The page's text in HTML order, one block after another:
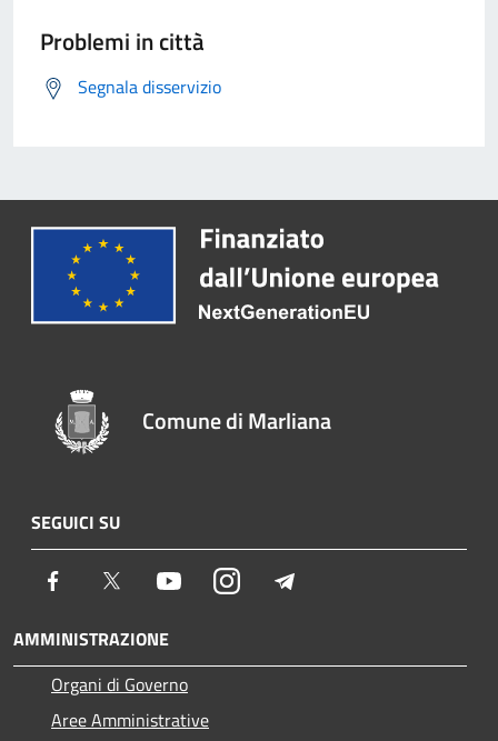
Problemi in città
Segnala disservizio
Comune di Marliana
SEGUICI SU
Facebook Twitter YoutubeInstagram
AMMINISTRAZIONE
Organi di Governo
Aree Amministrative